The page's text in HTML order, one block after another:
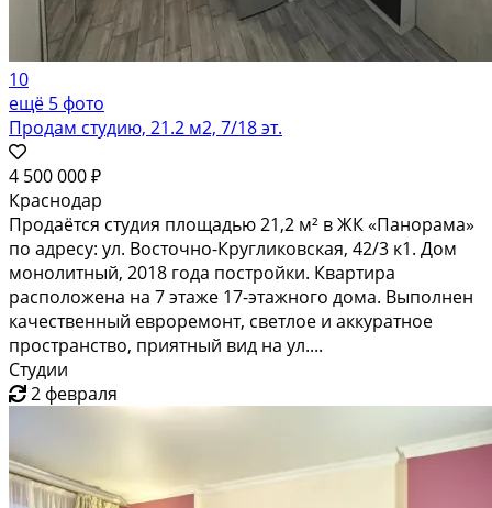
10
ещё 5 фото
Продам студию, 21.2 м2, 7/18 эт.
4 500 000 ₽
Краснодар
Продаётся студия площадью 21,2 м² в ЖК «Панорама»
по адресу: ул. Восточно-Кругликовская, 42/3 к1. Дом
монолитный, 2018 года постройки. Квартира
расположена на 7 этаже 17-этажного дома. Выполнен
качественный евроремонт, светлое и аккуратное
пространство, приятный вид на ул....
Студии
2 февраля